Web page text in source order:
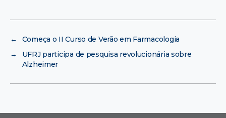
←
Começa o II Curso de Verão em Farmacologia
→
UFRJ participa de pesquisa revolucionária sobre
Alzheimer